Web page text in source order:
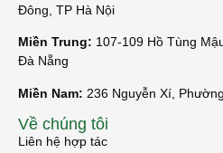
Đông, TP Hà Nội
Miền Trung: 107-109 Hồ Tùng
Đà Nẵng
Miền Nam: 236 Nguyễn Xí,
Về chúng tôi
Liên hệ hợp tác